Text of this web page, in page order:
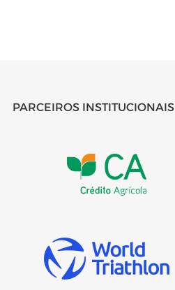
PARCEIROS INSTITUCIONAIS